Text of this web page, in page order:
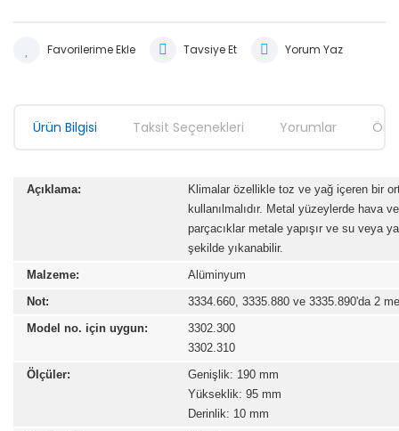
Tavsiye Et Yorum Yaz
Ürün Bilgisi Taksit Seçenekleri Yorumlar
Açıklama:
Klimalar özellikle toz ve yağ içeren bir
kullanılmalıdır. Metal yüzeylerde hava
parçacıklar metale yapışır ve su veya
şekilde yıkanabilir.
Malzeme:
Alüminyum
Not:
3334.660, 3335.880 ve 3335.890'da 2
Model no. için uygun:
3302.300
3302.310
Ölçüler:
Genişlik: 190 mm
Yükseklik: 95 mm
Derinlik: 10 mm